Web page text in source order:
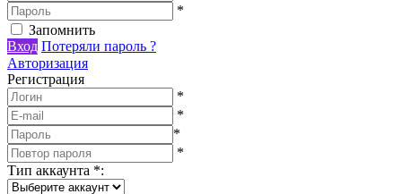
*
Запомнить
Вход Потеряли пароль ?
Авторизация
Регистрация
*
*
*
*
Тип аккаунта *: